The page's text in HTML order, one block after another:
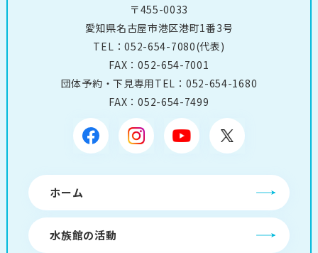
〒455-0033
愛知県名古屋市港区港町1番3号
TEL：052-654-7080(代表)
FAX：052-654-7001
団体予約・下見専用TEL： 052-654-1680
FAX：052-654-7499
ホーム
水族館の活動